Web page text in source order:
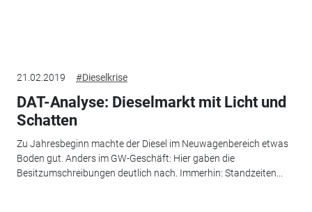
21.02.2019 #Dieselkrise
DAT-Analyse: Dieselmarkt mit Licht und
Schatten
Zu Jahresbeginn machte der Diesel im Neuwagenbereich etwas
Boden gut. Anders im GW-Geschäft: Hier gaben die
Besitzumschreibungen deutlich nach. Immerhin: Standzeiten...